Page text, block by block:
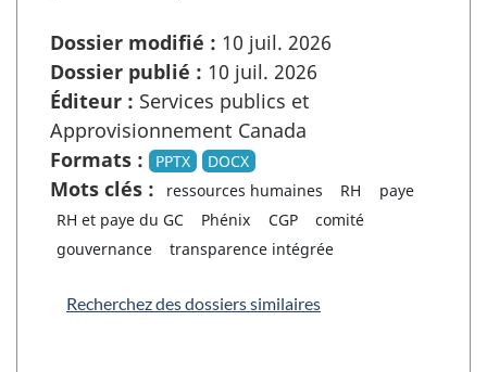
Dossier modifié : 10 juil. 2026
Dossier publié : 10 juil. 2026
Éditeur : Services publics et
Approvisionnement Canada
Formats :
PPTX DOCX
Mots clés : ressources humaines RH
paye
RH et paye du GC
Phénix CGP
comité
gouvernance
transparence intégrée
Recherchez des dossiers similaires